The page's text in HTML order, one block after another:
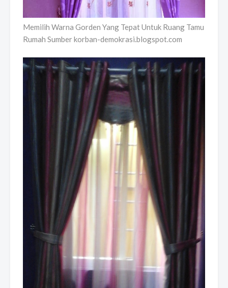
Memilih Warna Gorden Yang Tepat Untuk Ruang Tamu
Rumah Sumber korban-demokrasi.blogspot.com